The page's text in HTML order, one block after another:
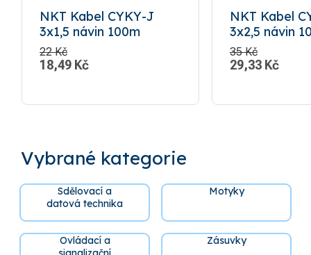
NKT Kabel CYKY-J
3x1,5 návin 100m
22 Kč
18,49 Kč
NKT Kabel
3x2,5 návin
35 Kč
29,33 Kč
Vybrané kategorie
Sdělovací a
datová technika
Motyky
Ovládací a
Zásuvky